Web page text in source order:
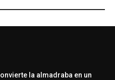
la almadraba en un